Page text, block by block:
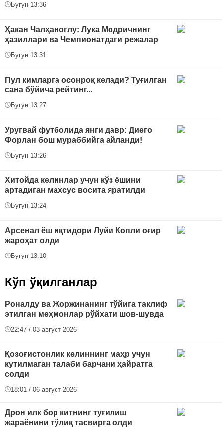
Бугун 13:36
Ҳакан Чалҳаноглу: Лука Модричнинг
ҳазиллари ва Чемпионатдаги режалар
Бугун 13:31
Пул кимларга осонроқ келади? Туғилган
сана бўйича рейтинг...
Бугун 13:27
Уругвай футболида янги давр: Диего
Форлан бош мураббийга айланди!
Бугун 13:26
Хитойда келинлар учун кўз ёшини
артадиган махсус восита яратилди
Бугун 13:24
Арсенал ёш иқтидори Луйи Копли оғир
жароҳат олди
Бугун 13:10
Кўп ўқилганлар
Роналду ва Жоржинанинг тўйига таклиф
этилган меҳмонлар рўйхати шов-шувда
22:47 / 03 август 2026
Қозоғистонлик келиннинг маҳр учун
кутилмаган талаби барчани ҳайратга
солди
18:01 / 06 август 2026
Дрон илк бор китнинг туғилиш
жараёнини тўлиқ тасвирга олди